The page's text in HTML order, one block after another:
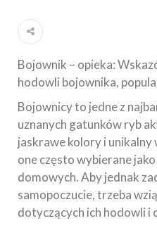
Bojownik – opieka:
hodowli bojownika,
Bojownicy to jedne z
uznanych gatunków ryb
jaskrawe kolory i unikalny
one często wybierane
domowych. Aby jednak
samopoczucie, trzeba
dotyczących ich hodowli i